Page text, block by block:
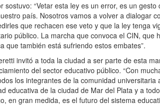
sostuvo: “Vetar esta ley es un error, es un
país. Nosotros vamos a volver a dialogar
que rechacen ese veto y que la ley tenga
público. La marcha que convoca el CIN,
que también está sufriendo estos embates”.
invitó a toda la ciudad a ser parte de esta
del sector educativo público. “Con
los integrantes de la comunidad
educativa de la ciudad de Mar del Plata y a
en gran medida, es el futuro del sistema